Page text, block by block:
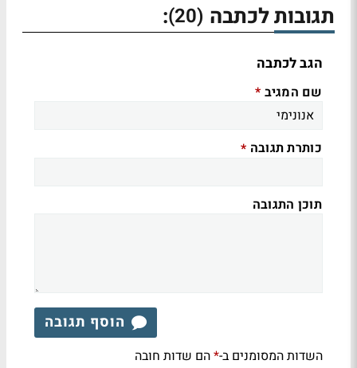
תגובות לכתבה (20)
:
הגב לכתבה
שם המגיב *
כותרת תגובה *
תוכן התגובה
הוסף תגובה
השדות המסומנים ב-*הם שדות חובה